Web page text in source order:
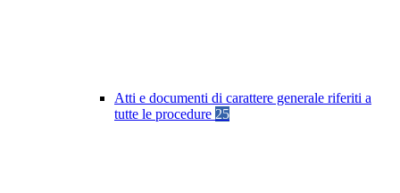
Atti e documenti di carattere generale riferiti a
tutte le procedure 25